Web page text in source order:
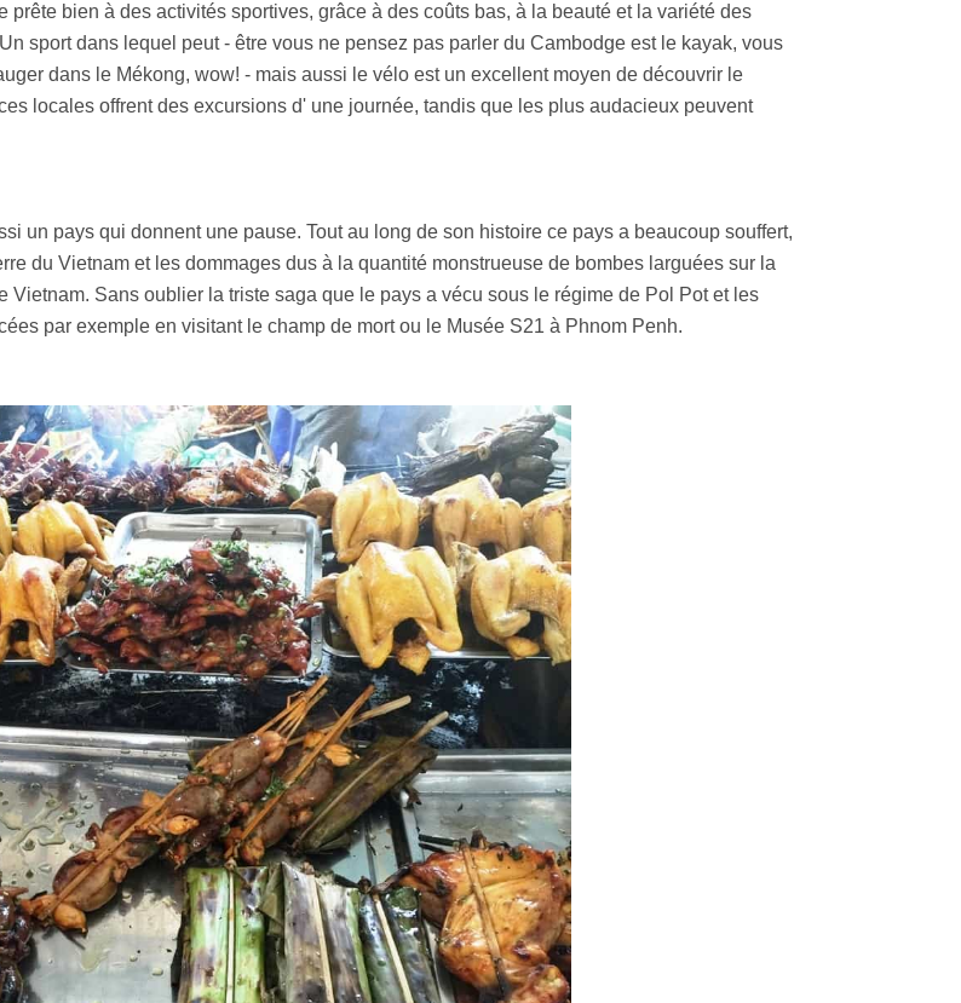
bien à des activités sportives, grâce à des coûts bas, à la beauté et la variété des
sport dans lequel peut - être vous ne pensez pas parler du Cambodge est le kayak, vous
dans le Mékong, wow! - mais aussi le vélo est un excellent moyen de découvrir le
locales offrent des excursions d' une journée, tandis que les plus audacieux peuvent
un pays qui donnent une pause. Tout au long de son histoire ce pays a beaucoup souffert,
du Vietnam et les dommages dus à la quantité monstrueuse de bombes larguées sur la
Sans oublier la triste saga que le pays a vécu sous le régime de Pol Pot et les
par exemple en visitant le champ de mort ou le Musée S21 à Phnom Penh.